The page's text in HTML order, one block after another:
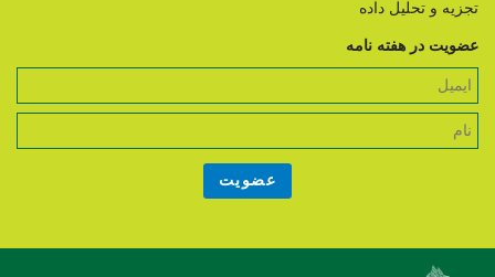
تجزیه و تحلیل داده
عضویت در هفته نامه